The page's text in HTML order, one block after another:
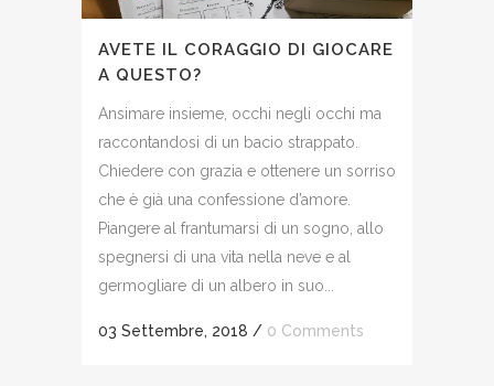
AVETE IL CORAGGIO DI GIOCARE
A QUESTO?
Ansimare insieme, occhi negli occhi ma
raccontandosi di un bacio strappato.
Chiedere con grazia e ottenere un sorriso
che è già una confessione d’amore.
Piangere al frantumarsi di un sogno, allo
spegnersi di una vita nella neve e al
germogliare di un albero in suo...
03 Settembre, 2018 / 0 Comments